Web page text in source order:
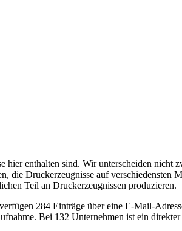
enthalten sind. Wir unterscheiden nicht
Druckerzeugnisse auf verschiedensten
Teil an Druckerzeugnissen produzieren.
284 Einträge über eine E-Mail-
Bei 132 Unternehmen ist ein